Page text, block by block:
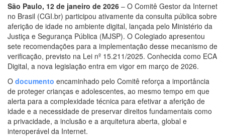
São Paulo, 12 de janeiro de 2026 – O Comitê Gestor da Internet
no Brasil (CGI.br) participou ativamente da consulta pública sobre
aferição de idade no ambiente digital, lançada pelo Ministério da
Justiça e Segurança Pública (MJSP). O Colegiado apresentou
sete recomendações para a implementação desse mecanismo de
verificação, previsto na Lei nº 15.211/2025. Conhecida como ECA
Digital, a nova legislação entra em vigor em março de 2026.
O documento encaminhado pelo Comitê reforça a importância
de proteger crianças e adolescentes, ao mesmo tempo em que
alerta para a complexidade técnica para efetivar a aferição de
idade e a necessidade de preservar direitos fundamentais como
a privacidade, a inclusão e a arquitetura aberta, global e
interoperável da Internet.